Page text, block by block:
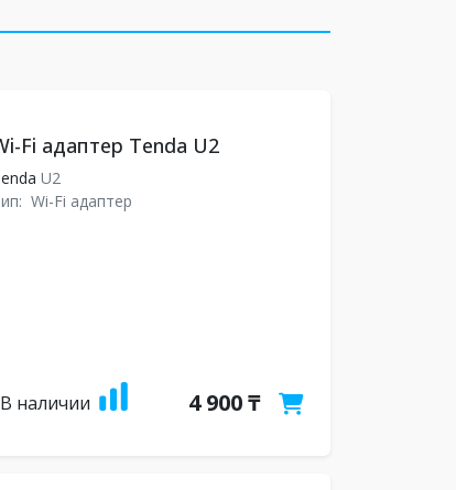
Fi адаптер Tenda U2
U2
Wi-Fi адаптер
В наличии 4 900 ₸